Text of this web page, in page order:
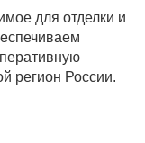
для отделки и
регион России.